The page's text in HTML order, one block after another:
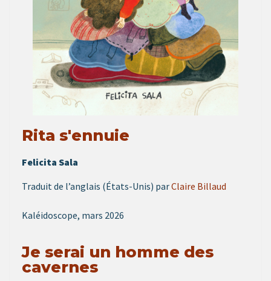
Rita s'ennuie
Felicita Sala
Traduit de l’anglais (États-Unis) parClaire Billaud
Kaléidoscope, mars 2026
Je serai un homme des
cavernes